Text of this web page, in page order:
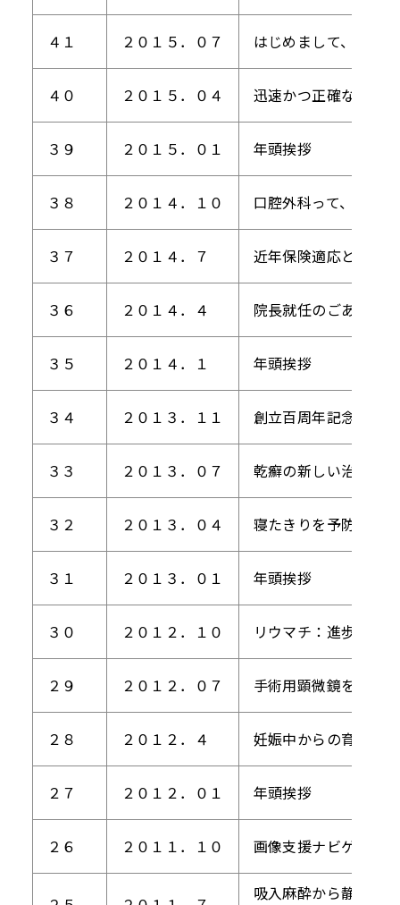
４１ ２０１５．０７ はじめまして、診断
４０ ２０１５．０４ 迅速かつ正確な検査
３９ ２０１５．０１ 年頭挨拶
３８ ２０１４．１０ 口腔外科って、こん
３７ ２０１４．７ 近年保険適応となっ
３６ ２０１４．４ 院長就任のごあいさつ
３５ ２０１４．１ 年頭挨拶
３４ ２０１３．１１ 創立百周年記念式典
３３ ２０１３．０７ 乾癬の新しい治療
３２ ２０１３．０４ 寝たきりを予防して
３１ ２０１３．０１ 年頭挨拶
３０ ２０１２．１０ リウマチ：進歩した
２９ ２０１２．０７ 手術用顕微鏡を用い
２８ ２０１２．４ 妊娠中からの育児支
２７ ２０１２．０１ 年頭挨拶
２６ ２０１１．１０ 画像支援ナビゲーシ
吸入麻酔から静脈麻